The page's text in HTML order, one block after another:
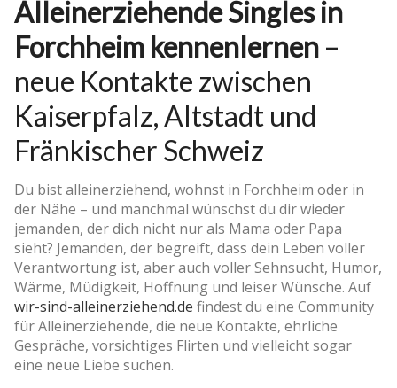
Alleinerziehende Singles in
Forchheim kennenlernen –
neue Kontakte zwischen
Kaiserpfalz, Altstadt und
Fränkischer Schweiz
Du bist alleinerziehend, wohnst in Forchheim oder in
der Nähe – und manchmal wünschst du dir wieder
jemanden, der dich nicht nur als Mama oder Papa
sieht? Jemanden, der begreift, dass dein Leben voller
Verantwortung ist, aber auch voller Sehnsucht, Humor,
Wärme, Müdigkeit, Hoffnung und leiser Wünsche. Auf
wir-sind-alleinerziehend.de findest du eine Community
für Alleinerziehende, die neue Kontakte, ehrliche
Gespräche, vorsichtiges Flirten und vielleicht sogar
eine neue Liebe suchen.